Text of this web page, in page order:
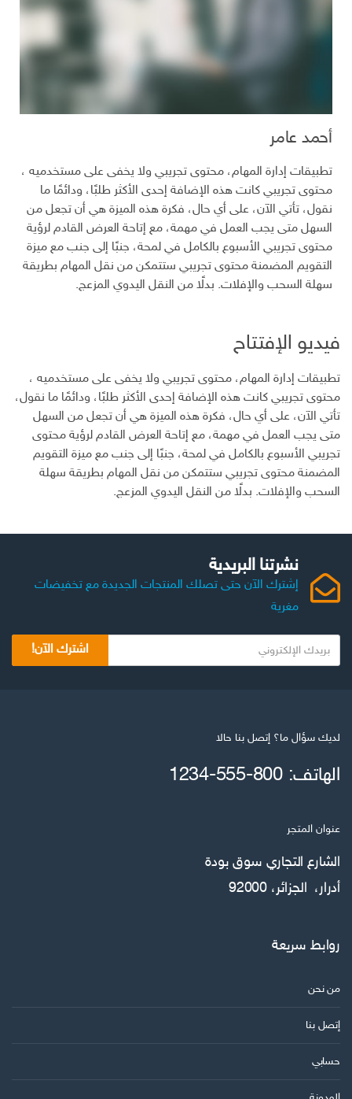
أحمد عامر
تطبيقات إدارة المهام، محتوى تجريبي ولا يخفى على مستخدميه ،
محتوى تجريبي كانت هذه الإضافة إحدى الأكثر طلبًا، ودائمًا ما
نقول، تأتي الآن، على أي حال، فكرة هذه الميزة هي أن تجعل من
السهل متى يجب العمل في مهمة، مع إتاحة العرض القادم لرؤية
محتوى تجريبي الأسبوع بالكامل في لمحة، جنبًا إلى جنب مع ميزة
التقويم المضمنة محتوى تجريبي ستتمكن من نقل المهام بطريقة
سهلة السحب والإفلات. بدلًا من النقل اليدوي المزعج.
فيديو الإفتتاح
تطبيقات إدارة المهام، محتوى تجريبي ولا يخفى على مستخدميه ،
محتوى تجريبي كانت هذه الإضافة إحدى الأكثر طلبًا، ودائمًا ما نقول،
تأتي الآن، على أي حال، فكرة هذه الميزة هي أن تجعل من السهل
متى يجب العمل في مهمة، مع إتاحة العرض القادم لرؤية محتوى
تجريبي الأسبوع بالكامل في لمحة، جنبًا إلى جنب مع ميزة التقويم
المضمنة محتوى تجريبي ستتمكن من نقل المهام بطريقة سهلة
السحب والإفلات. بدلًا من النقل اليدوي المزعج.
نشرتنا البريدية
إشترك الآن حتى تصلك المنتجات الجديدة مع تخفيضات
مغرية
ر
ا
ت
و
ن
اشترك الآن!
لديك سؤال ما؟ إتصل بنا حالا
الهاتف: 800-555-1234
عنوان المتجر
الشارع التجاري سوق بودة
أدرار، الجزائر، 92000
روابط سريعة
من نحن
إتصل بنا
حسابي